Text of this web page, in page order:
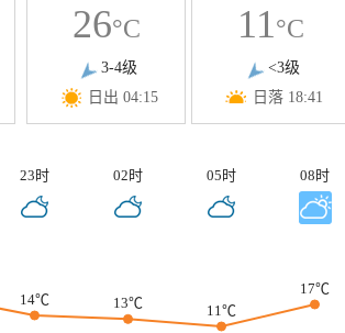
26°C
3-4级
日出 04:15
11°C
<3级
日落 18:41
23时 02时 05时 08时
14℃
13℃ 11℃
17℃